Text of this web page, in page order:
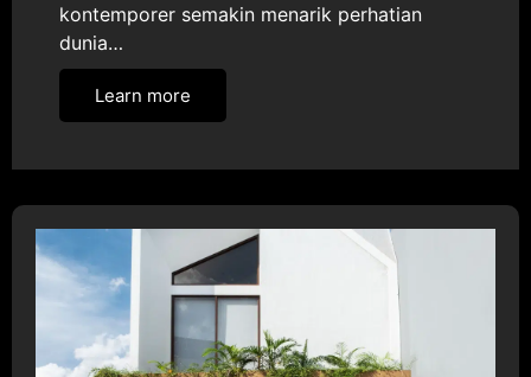
kontemporer semakin menarik perhatian
dunia…
Learn more